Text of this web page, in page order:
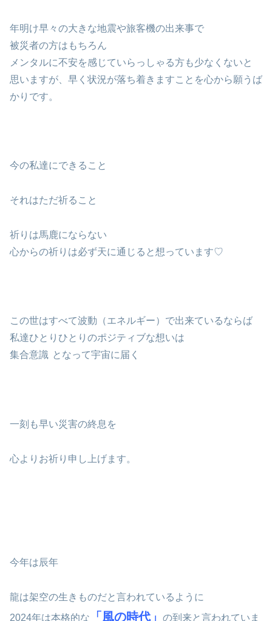
年明け早々の大きな地震や旅客機の出来事で
被災者の方はもちろん
メンタルに不安を感じていらっしゃる方も少なくないと
思いますが、早く状況が落ち着きますことを心から願うば
かりです。
今の私達にできること
それはただ祈ること
祈りは馬鹿にならない
心からの祈りは必ず天に通じると想っています♡
この世はすべて波動（エネルギー）で出来ているならば
私達ひとりひとりのポジティブな想いは
集合意識 となって宇宙に届く
一刻も早い災害の終息を
心よりお祈り申し上げます。
今年は辰年
龍は架空の生きものだと言われているように
2024年は本格的な
「風の時代」
の到来と言われていま